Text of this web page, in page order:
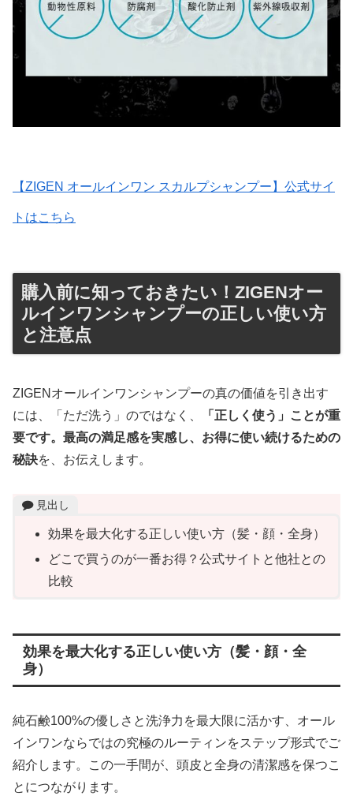
【ZIGEN オールインワン スカルプシャンプー】公式サイ
トはこちら
購入前に知っておきたい！ZIGENオー
ルインワンシャンプーの正しい使い方
と注意点
ZIGENオールインワンシャンプーの真の価値を引き出す
には、「ただ洗う」のではなく、
「正しく使う」
ことが重
要です。最高の満足感を実感し、お得に使い続けるための
秘訣を、お伝えします。
見出し
効果を最大化する正しい使い方（髪・顔・全身）
どこで買うのが一番お得？公式サイトと他社との
比較
効果を最大化する正しい使い方（髪・顔・全
身）
純石鹸100%の優しさと洗浄力を最大限に活かす、オール
インワンならではの究極のルーティンをステップ形式でご
紹介します。この一手間が、頭皮と全身の清潔感を保つこ
とにつながります。